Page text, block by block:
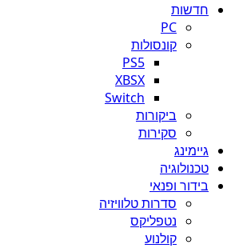
חדשות
PC
קונסולות
PS5
XBSX
Switch
ביקורות
סקירות
גיימינג
טכנולוגיה
בידור ופנאי
סדרות טלוויזיה
נטפליקס
קולנוע